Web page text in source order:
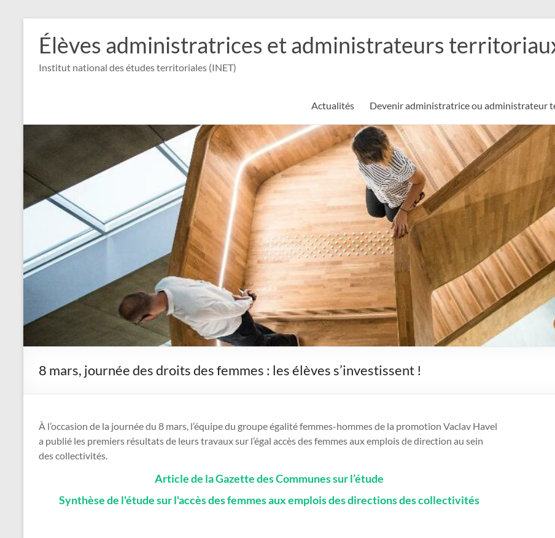
contenuÉlèves administratrices et administrateurs
Institut national des études territoriales (INET)
Actualités Devenir administratrice ou administrateur
8 mars, journée des droits des femmes : les élèves s’investissent !
À l’occasion de la journée du 8 mars, l’équipe du groupe égalité femmes-hommes de la promotion Vaclav Havel
a publié les premiers résultats de leurs travaux sur l’égal accès des femmes aux emplois de direction au sein
des collectivités.
Article de la Gazette des Communes sur l’étude
Synthèse de l'étude sur l'accès des femmes aux emplois des directions des collectivités